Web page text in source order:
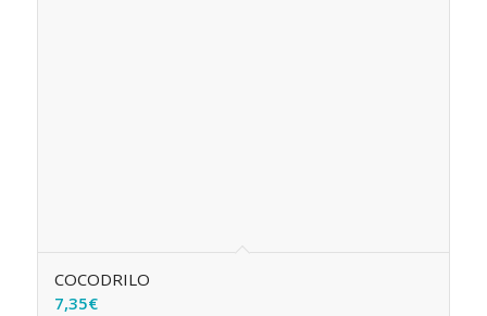
COCODRILO
7,35€